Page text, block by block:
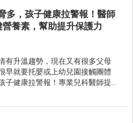
多，孩子健康拉警報！醫師
養素，幫助提升保護力
有升溫趨勢，現在又有很多父母
早就要托嬰或上幼兒園接觸團體
子健康拉警報！專業兒科醫師提